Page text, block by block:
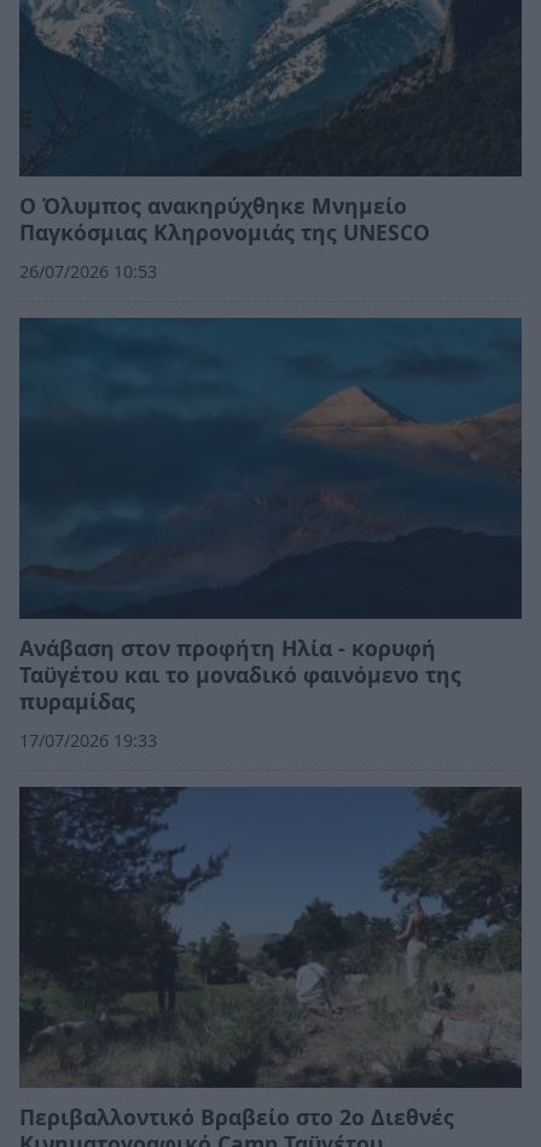
Ο Όλυμπος ανακηρύχθηκε Μνημείο
Παγκόσμιας Κληρονομιάς της UNESCO
26/07/2026 10:53
Ανάβαση στον προφήτη Ηλία - κορυφή
Ταϋγέτου και το μοναδικό φαινόμενο της
πυραμίδας
17/07/2026 19:33
Περιβαλλοντικό Βραβείο στο 2ο Διεθνές